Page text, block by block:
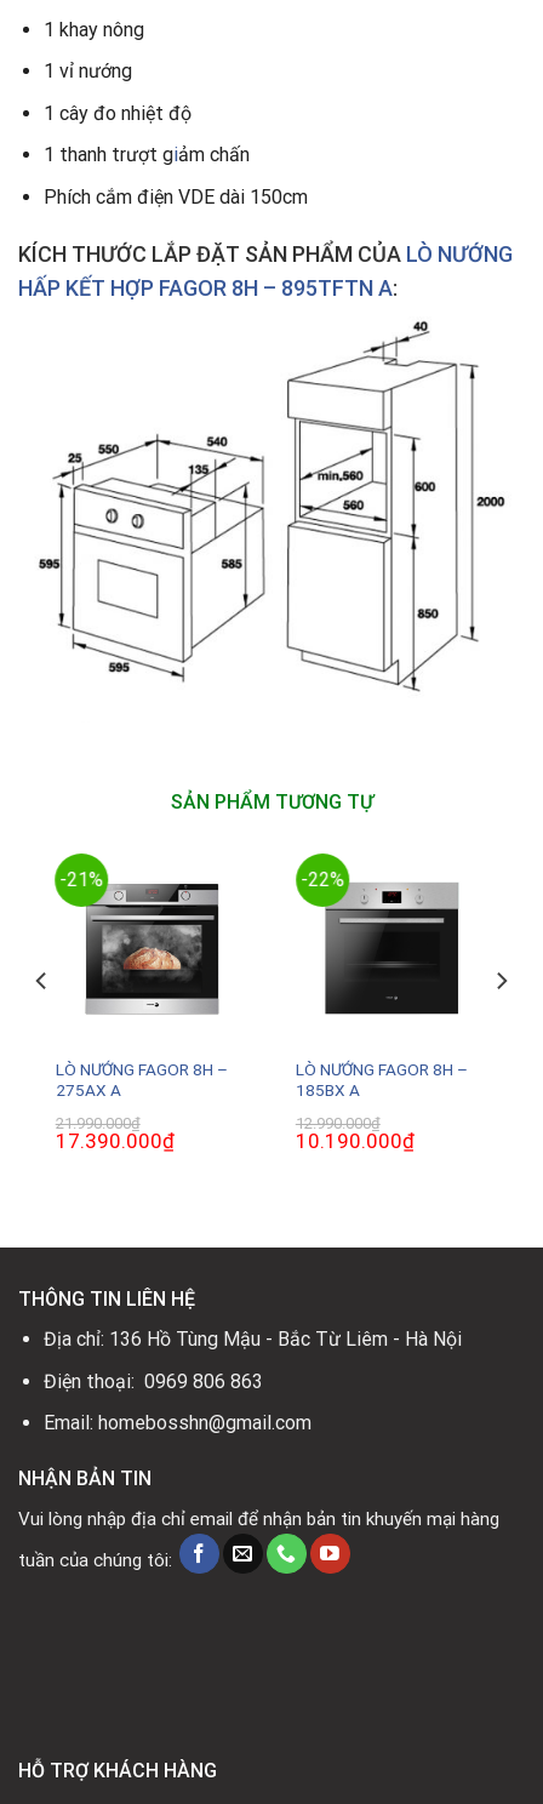
1 khay nông
1 vỉ nướng
1 cây đo nhiệt độ
1 thanh trượt giảm chấn
Phích cắm điện VDE dài 150cm
KÍCH THƯỚC LẮP ĐẶT SẢN PHẨM CỦA LÒ NƯỚNG
HẤP KẾT HỢP FAGOR 8H – 895TFTN A:
SẢN PHẨM TƯƠNG TỰ
-21%
LÒ NƯỚNG FAGOR 8H –
275AX A
21.990.000₫
Giá
gốc
17.390.000₫Giá
hiện
-22%
LÒ NƯỚNG FAGOR 8H –
185BX A
12.990.000₫
Giá
gốc
10.190.000₫Giá
hiện
THÔNG TIN LIÊN HỆ
Địa chỉ: 136 Hồ Tùng Mậu - Bắc Từ Liêm - Hà Nội
Điện thoại: 0969 806 863
Email: homebosshn@gmail.com
NHẬN BẢN TIN
Vui lòng nhập địa chỉ email để nhận bản tin khuyến mại hàng
tuần của chúng tôi:
HỖ TRỢ KHÁCH HÀNG